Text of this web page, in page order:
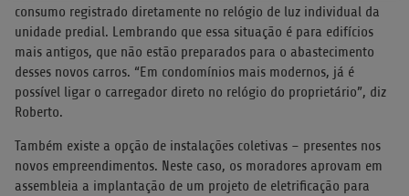
consumo registrado diretamente no relógio de luz individual da
unidade predial. Lembrando que essa situação é para edifícios
mais antigos, que não estão preparados para o abastecimento
desses novos carros. “Em condomínios mais modernos, já é
possível ligar o carregador direto no relógio do proprietário”, diz
Roberto.
Também existe a opção de instalações coletivas – presentes nos
novos empreendimentos. Neste caso, os moradores aprovam em
assembleia a implantação de um projeto de eletrificação para